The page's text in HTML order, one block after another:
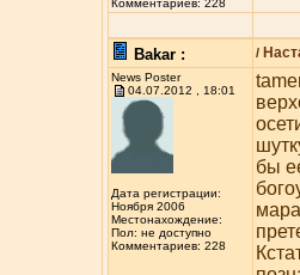
Комментариев: 228
Bakar : /
News Poster
04.07.2012 , 18:01
Дата регистрации:
Ноября 2006
Местонахождение:
Пол: не доступно
Комментариев: 228
бы